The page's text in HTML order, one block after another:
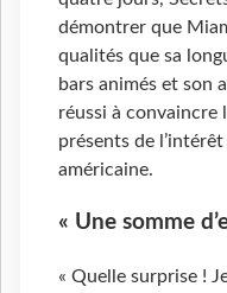
démontrer que
qualités que sa
bars animés et son
réussi à convaincre
présents de
américaine.
« Une somme
« Quelle surprise !